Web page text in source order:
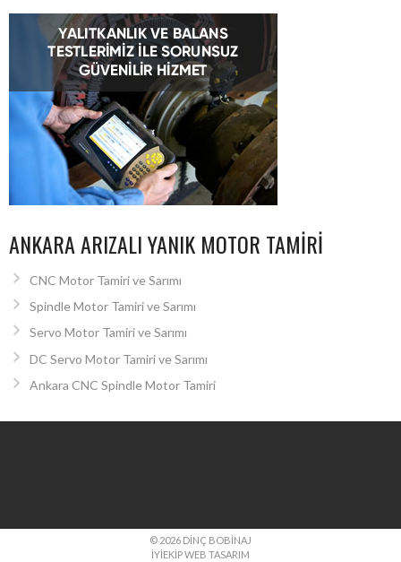
ANKARA ARIZALI YANIK MOTOR TAMIRI
CNC Motor Tamiri ve Sarımı
Spindle Motor Tamiri ve Sarımı
Servo Motor Tamiri ve Sarımı
DC Servo Motor Tamiri ve Sarımı
Ankara CNC Spindle Motor Tamiri
© 2026 DINÇ BOBINAJ
İYIEKIP WEB TASARIM